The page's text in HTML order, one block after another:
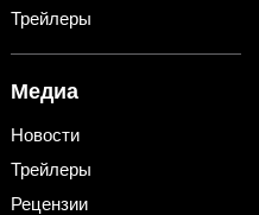
Трейлеры
Медиа
Новости
Трейлеры
Рецензии